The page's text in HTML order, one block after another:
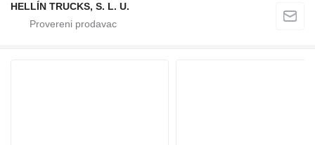
HELLÍN TRUCKS, S. L. U.